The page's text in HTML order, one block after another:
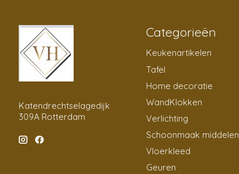
Katendrechtselagedijk
309A Rotterdam
Categorieën
Keukenartikelen
Tafel
Home decoratie
WandKlokken
Verlichting
Schoonmaak middelen
Vloerkleed
Geuren